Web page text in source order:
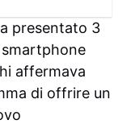
presentato 3
affermava
di offrire un